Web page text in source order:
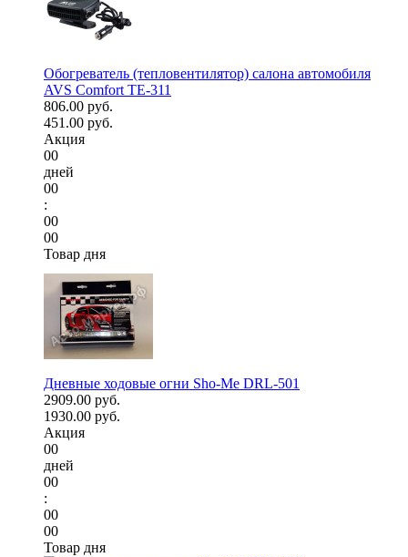
Обогреватель (тепловентилятор) салона автомобиля
AVS Comfort TE-311
806.00 руб.
451.00 руб.
Акция
00
дней
00
:
00
00
Товар дня
Дневные ходовые огни Sho-Me DRL-501
2909.00 руб.
1930.00 руб.
Акция
00
дней
00
:
00
00
Товар дня